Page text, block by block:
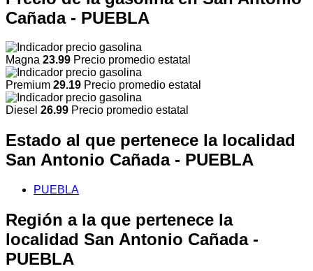
Cañada - PUEBLA
Magna 23.99 Precio promedio estatal
Premium 29.19 Precio promedio estatal
Diesel 26.99 Precio promedio estatal
Estado al que pertenece la localidad
San Antonio Cañada - PUEBLA
PUEBLA
Región a la que pertenece la
localidad San Antonio Cañada -
PUEBLA